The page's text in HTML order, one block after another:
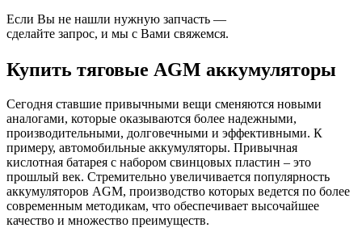
Если Вы не нашли нужную запчасть —
сделайте запрос, и мы с Вами свяжемся.
Купить тяговые AGM аккумуляторы
Сегодня ставшие привычными вещи сменяются новыми
аналогами, которые оказываются более надежными,
производительными, долговечными и эффективными. К
примеру, автомобильные аккумуляторы. Привычная
кислотная батарея с набором свинцовых пластин – это
прошлый век. Стремительно увеличивается популярность
аккумуляторов AGM, производство которых ведется по более
современным методикам, что обеспечивает высочайшее
качество и множество преимуществ.